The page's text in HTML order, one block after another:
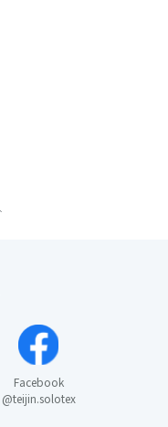
Facebook
@teijin.solotex